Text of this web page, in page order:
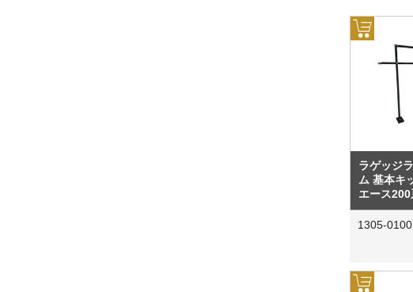
ラゲッジ
ム 基本キ
エース200
1305-